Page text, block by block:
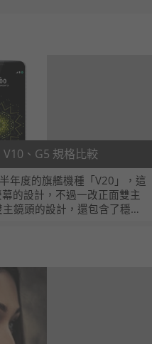
、G5 規格比較
年度的旗艦機種「V20」，這
的設計，不過一改正面雙主
鏡頭的設計，還包含了穩定
軋糖作業系統的智慧型手